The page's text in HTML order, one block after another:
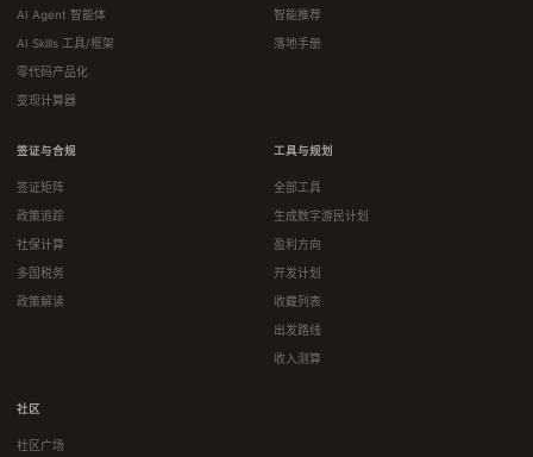
AI Agent 智能体
AI Skills 工具/框架
零代码产品化
变现计算器
智能推荐
落地手册
签证与合规
签证矩阵
政策追踪
社保计算
多国税务
政策解读
工具与规划
全部工具
生成数字游民计划
盈利方向
开发计划
收藏列表
出发路线
收入测算
社区
社区广场